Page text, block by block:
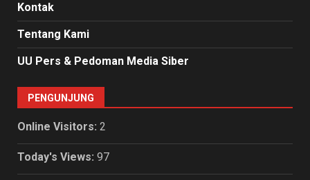
Kontak
Tentang Kami
UU Pers & Pedoman Media Siber
PENGUNJUNG
Online Visitors: 2
Today's Views: 97